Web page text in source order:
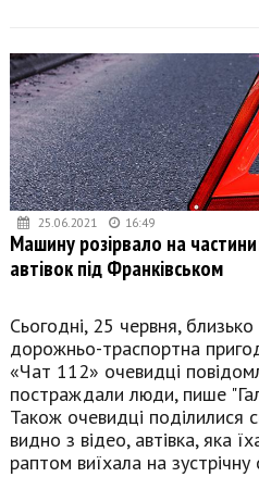
25.06.2021 16:49
Машину розірвало на
автівок під Франківськом
Сьогодні, 25 червня,
дорожньо-траспортна
«Чат 112» очевидці
постраждали люди, пише
Також очевидці поділилися
видно з відео, автівка, яка
раптом виїхала на зустрічну